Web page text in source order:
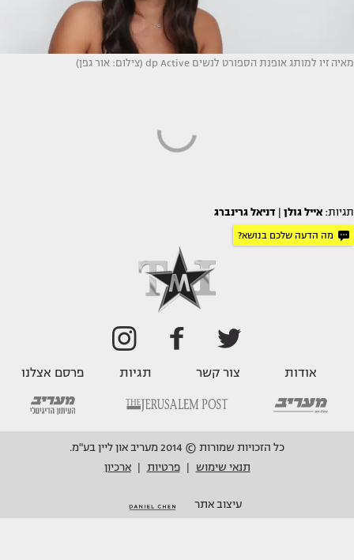
מאיה זיו למותג אופנת הספורט לנשים dp Active (צילום: אור גפן)
תגיות: אייל גולן דניאל גרינברג
מה הדעה שלכם בנושא?
אודות צור קשר תגיות פרסם אצלנו
כל הזכויות שמורות © 2014 מעריב און ליין בע"מ.
תנאי שימוש
פרטיות ארכיון
עיצוב אתר